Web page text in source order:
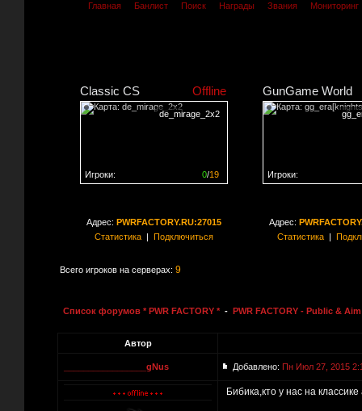
Главная Банлист Поиск Награды Звания Мониторинг
Classic CS Offline
de_mirage_2x2
0/19
Игроки:
GunGame World
Игроки:
Адрес: PWRFACTORY.RU:27015
Статистика| Подключиться
Адрес:
Статистика|
Всего игроков на серверах: 9
Список форумов * PWR FACTORY * - PWR FACTORY - Public &
Автор
_________________gNus Добавлено: Пн Июл 27, 2015
Бибика,кто у нас на